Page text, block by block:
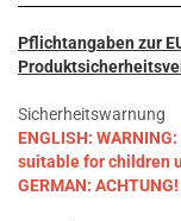
Pflichtangaben zur
Sicherheitswarnung
ENGLISH:
suitable for children
GERMAN: